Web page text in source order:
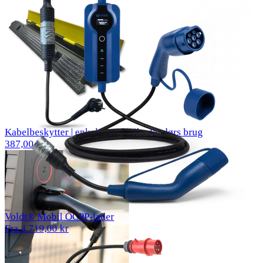
Kabelbeskytter | enkeltkanal | til udendørs brug
387,00 kr
Voldt® Mobil OCPP-lader
Fra 4.719,00 kr